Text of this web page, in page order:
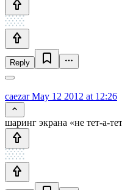
Reply
caezarMay 12 2012 at 12:26
шаринг экрана «не тет-а-